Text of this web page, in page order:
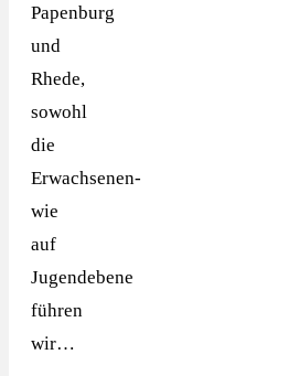
Papenburg
und
Rhede,
sowohl
die
Erwachsenen-
wie
auf
Jugendebene
führen
wir…